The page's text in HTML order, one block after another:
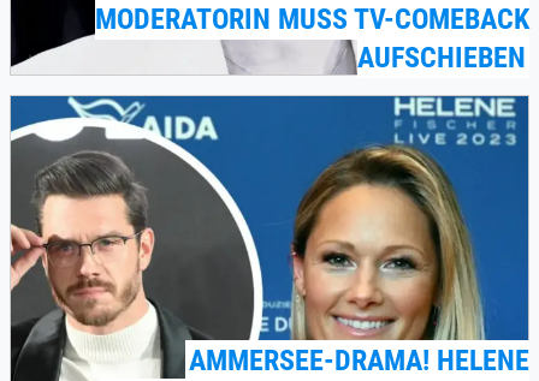
MODERATORIN MUSS TV-COMEBACK
AUFSCHIEBEN
AMMERSEE-DRAMA! HELENE